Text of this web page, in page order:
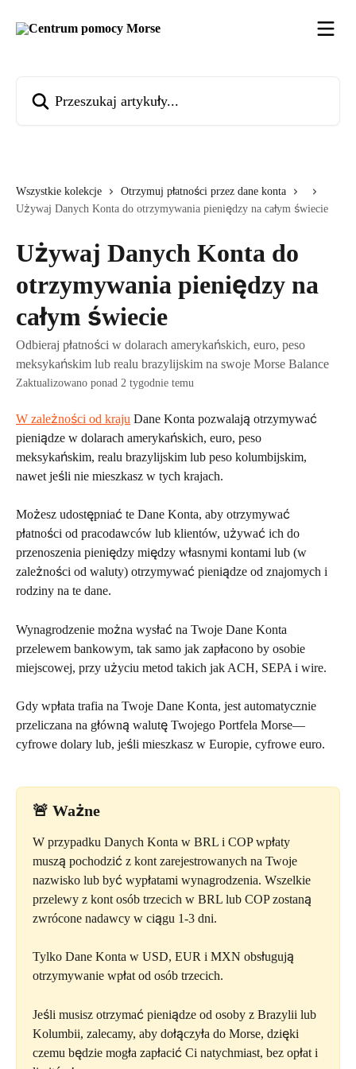
Wszystkie kolekcje
Otrzymuj płatności przez dane konta
Używaj Danych Konta do otrzymywania pieniędzy na całym świecie
Używaj Danych Konta do
otrzymywania pieniędzy na
całym świecie
Odbieraj płatności w dolarach amerykańskich, euro, peso
meksykańskim lub realu brazylijskim na swoje Morse Balance
Zaktualizowano ponad 2 tygodnie temu
W zależności od kraju Dane Konta pozwalają otrzymywać
pieniądze w dolarach amerykańskich, euro, peso
meksykańskim, realu brazylijskim lub peso kolumbijskim,
nawet jeśli nie mieszkasz w tych krajach.
Możesz udostępniać te Dane Konta, aby otrzymywać
płatności od pracodawców lub klientów, używać ich do
przenoszenia pieniędzy między własnymi kontami lub (w
zależności od waluty) otrzymywać pieniądze od znajomych i
rodziny na te dane.
Wynagrodzenie można wysłać na Twoje Dane Konta
przelewem bankowym, tak samo jak zapłacono by osobie
miejscowej, przy użyciu metod takich jak ACH, SEPA i wire.
Gdy wpłata trafia na Twoje Dane Konta, jest automatycznie
przeliczana na główną walutę Twojego Portfela Morse—
cyfrowe dolary lub, jeśli mieszkasz w Europie, cyfrowe euro.
🚨 Ważne
W przypadku Danych Konta w BRL i COP wpłaty
muszą pochodzić z kont zarejestrowanych na Twoje
nazwisko lub być wypłatami wynagrodzenia. Wszelkie
przelewy z kont osób trzecich w BRL lub COP zostaną
zwrócone nadawcy w ciągu 1-3 dni.
Tylko Dane Konta w USD, EUR i MXN obsługują
otrzymywanie wpłat od osób trzecich.
Jeśli musisz otrzymać pieniądze od osoby z Brazylii lub
Kolumbii, zalecamy, aby dołączyła do Morse, dzięki
czemu będzie mogła zapłacić Ci natychmiast, bez opłat i